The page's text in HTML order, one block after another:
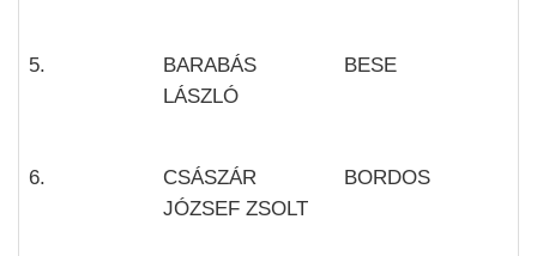
5.
BARABÁS
LÁSZLÓ
BESE
6.
CSÁSZÁR
JÓZSEF ZSOLT
BORDOS